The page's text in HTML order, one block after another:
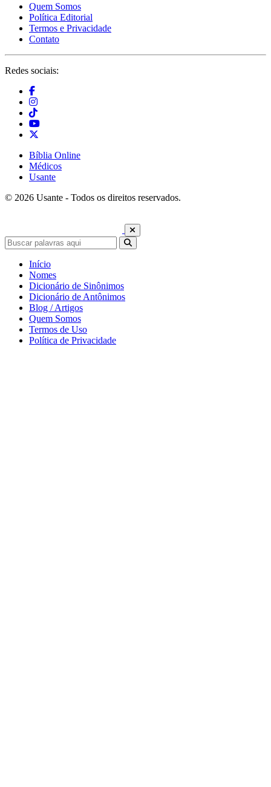
Quem Somos
Política Editorial
Termos e Privacidade
Contato
Redes sociais:
Bíblia Online
Médicos
Usante
© 2026 Usante - Todos os direitos reservados.
Início
Nomes
Dicionário de Sinônimos
Dicionário de Antônimos
Blog / Artigos
Quem Somos
Termos de Uso
Política de Privacidade